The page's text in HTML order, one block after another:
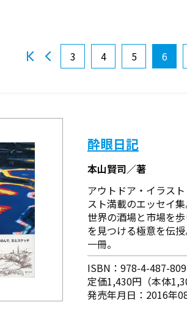
3 4 5 6
酔眼日記
本山賢司／著
アウトドア・イラス
スト満載のエッセイ
世界の酒場と市場を
を見つける極意を伝
一冊。
ISBN：978-4-487-
定価1,430円（本体
発売年月日：2016年